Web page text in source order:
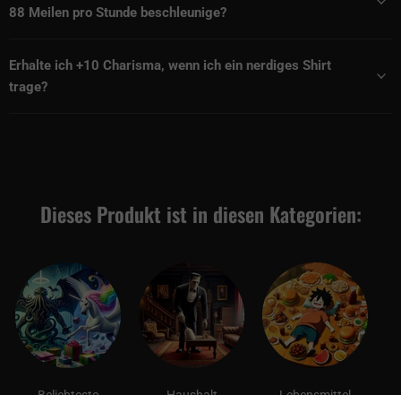
88 Meilen pro Stunde beschleunige?
Erhalte ich +10 Charisma, wenn ich ein nerdiges Shirt
trage?
Dieses Produkt ist in diesen Kategorien: